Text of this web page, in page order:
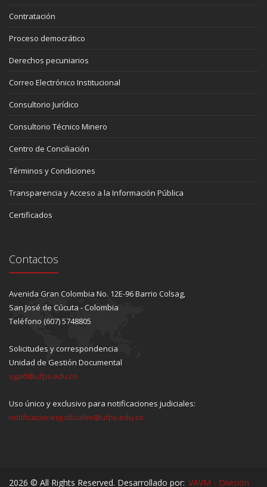
Contratación
Proceso democrático
Derechos pecuniarios
Correo Electrónico Institucional
Consultorio Jurídico
Consultorio Técnico Minero
Centro de Conciliación
Términos y Condiciones
Transparencia y Acceso a la Información Pública
Certificados
Contactos
Avenida Gran Colombia No. 12E-96 Barrio Colsag,
San José de Cúcuta - Colombia
Teléfono (607) 5748805
Solicitudes y correspondencia
Unidad de Gestión Documental
ugad@ufps.edu.co
Uso único y exclusivo para notificaciones judiciales:
notificacionesjudiciales@ufps.edu.co
2026 © All Rights Reserved. Desarrollado por: VAVM - División